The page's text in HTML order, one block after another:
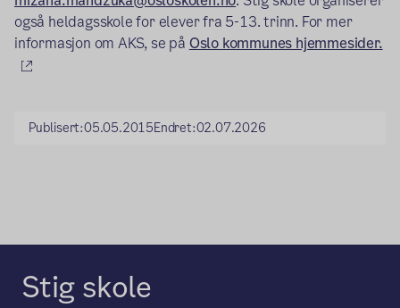
også heldagsskole for elever fra 5-13. trinn. For mer
informasjon om AKS, se på Oslo kommunes hjemmesider.
(ekstern lenke)
Publisert:05.05.2015Endret:02.07.2026
Stig skole